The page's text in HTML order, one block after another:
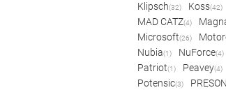
Klipsch(32) Koss(42)
MAD CATZ(4)
Microsoft(26)
Nubia(1) NuForce(4)
Patriot(1) Peavey(4)
Potensic(3)